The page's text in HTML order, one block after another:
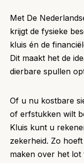
Met De
krijgt de fysieke
kluis én de
Dit maakt het de
dierbare spullen
Of u nu kostbare
of erfstukken wilt
Kluis kunt u
zekerheid. Zo
maken over het